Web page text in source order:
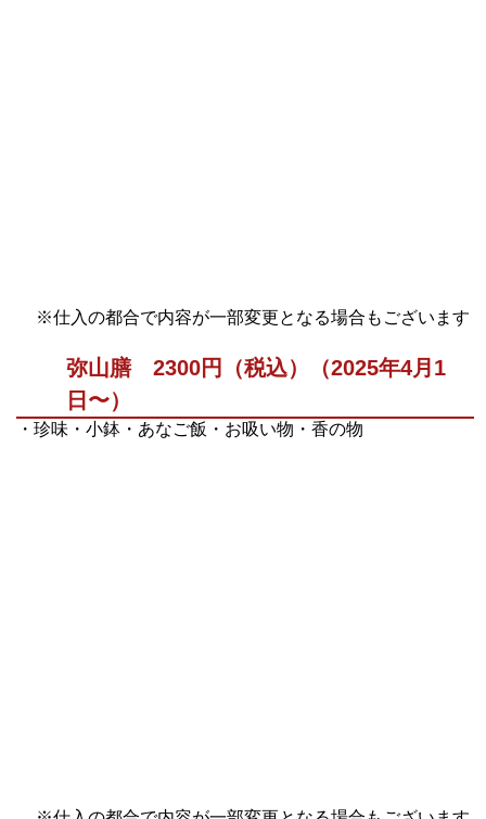
※仕入の都合で内容が一部変更となる場合もございます
弥山膳 2300円（税込）（2025年4月1
日〜）
・珍味・小鉢・あなご飯・お吸い物・香の物